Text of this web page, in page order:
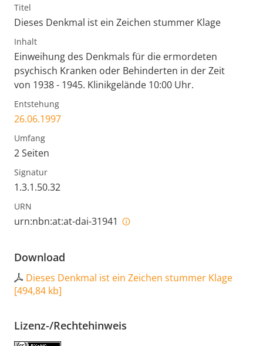
Titel
Dieses Denkmal ist ein Zeichen stummer Klage
Inhalt
Einweihung des Denkmals für die ermordeten
psychisch Kranken oder Behinderten in der Zeit
von 1938 - 1945. Klinikgelände 10:00 Uhr.
Entstehung
26.06.1997
Umfang
2 Seiten
Signatur
1.3.1.50.32
URN
urn:nbn:at:at-dai-31941
Download
Dieses Denkmal ist ein Zeichen stummer Klage
[494,84 kb]
Lizenz-/Rechtehinweis